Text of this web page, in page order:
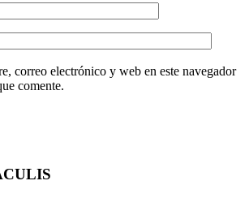
correo electrónico y web en este navegador
comente.